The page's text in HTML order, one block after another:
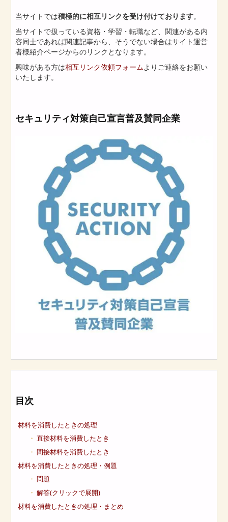
当サイトでは積極的に相互リンクを受け付けております。
当サイトで扱っている資格・学習・転職など、関連がある内
容同士であれば関連記事から、そうでない場合はサイト運営
者様紹介ページからのリンクとなります。
興味がある方は相互リンク依頼フォームよりご連絡をお願い
いたします。
セキュリティ対策自己宣言普及賛同企業
目次
材料を消費したときの処理
直接材料を消費したとき
間接材料を消費したとき
材料を消費したときの処理・例題
問題
解答(クリックで展開)
材料を消費したときの処理・まとめ